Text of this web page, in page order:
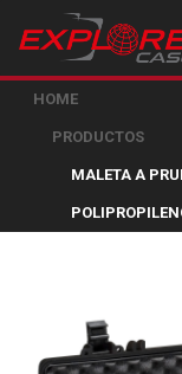
HOME
PRODUCTOS
MALETA A